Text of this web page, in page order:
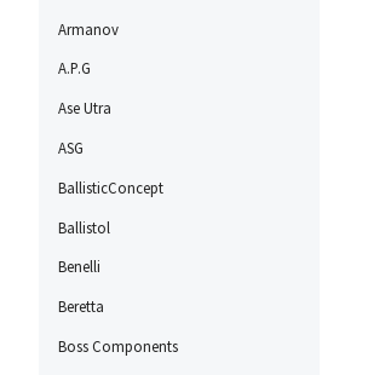
Armanov
A.P.G
Ase Utra
ASG
BallisticConcept
Ballistol
Benelli
Beretta
Boss Components